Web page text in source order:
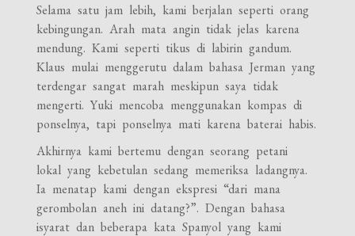
Selama satu jam lebih, kami berjalan seperti orang
kebingungan. Arah mata angin tidak jelas karena
mendung. Kami seperti tikus di labirin gandum.
Klaus mulai menggerutu dalam bahasa Jerman yang
terdengar sangat marah meskipun saya tidak
mengerti. Yuki mencoba menggunakan kompas di
ponselnya, tapi ponselnya mati karena baterai habis.
Akhirnya kami bertemu dengan seorang petani
lokal yang kebetulan sedang memeriksa ladangnya.
Ia menatap kami dengan ekspresi “dari mana
gerombolan aneh ini datang?”. Dengan bahasa
isyarat dan beberapa kata Spanyol yang kami